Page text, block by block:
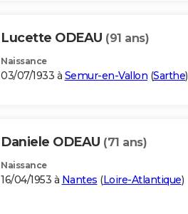
Lucette ODEAU (91 ans)
Naissance
03/07/1933 à Semur-en-Vallon (Sarthe)
Daniele ODEAU (71 ans)
Naissance
16/04/1953 à Nantes (Loire-Atlantique)